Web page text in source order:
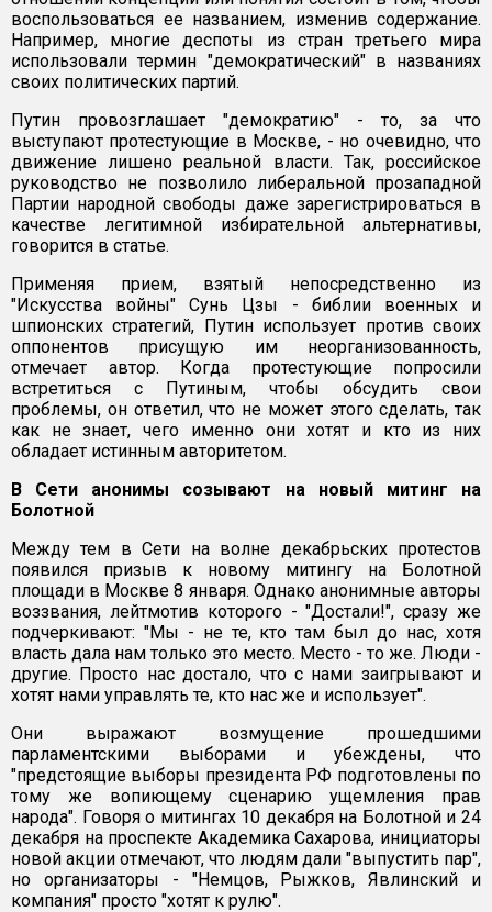
воспользоваться ее названием, изменив содержание.
Например, многие деспоты из стран третьего мира
использовали термин "демократический" в названиях
своих политических партий.
Путин провозглашает "демократию" - то, за что
выступают протестующие в Москве, - но очевидно, что
движение лишено реальной власти. Так, российское
руководство не позволило либеральной прозападной
Партии народной свободы даже зарегистрироваться в
качестве легитимной избирательной альтернативы,
говорится в статье.
Применяя прием, взятый непосредственно из
"Искусства войны" Сунь Цзы - библии военных и
шпионских стратегий, Путин использует против своих
оппонентов присущую им неорганизованность,
отмечает автор. Когда протестующие попросили
встретиться с Путиным, чтобы обсудить свои
проблемы, он ответил, что не может этого сделать, так
как не знает, чего именно они хотят и кто из них
обладает истинным авторитетом.
В Сети анонимы созывают на новый митинг на
Болотной
Между тем в Сети на волне декабрьских протестов
появился призыв к новому митингу на Болотной
площади в Москве 8 января. Однако анонимные авторы
воззвания, лейтмотив которого - "Достали!", сразу же
подчеркивают: "Мы - не те, кто там был до нас, хотя
власть дала нам только это место. Место - то же. Люди -
другие. Просто нас достало, что с нами заигрывают и
хотят нами управлять те, кто нас же и использует".
Они выражают возмущение прошедшими
парламентскими выборами и убеждены, что
"предстоящие выборы президента РФ подготовлены по
тому же вопиющему сценарию ущемления прав
народа". Говоря о митингах 10 декабря на Болотной и 24
декабря на проспекте Академика Сахарова, инициаторы
новой акции отмечают, что людям дали "выпустить пар",
но организаторы - "Немцов, Рыжков, Явлинский и
компания" просто "хотят к рулю".